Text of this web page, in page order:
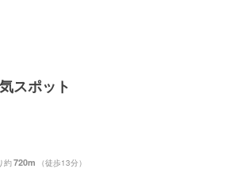
スポット
約720m （徒歩13分）